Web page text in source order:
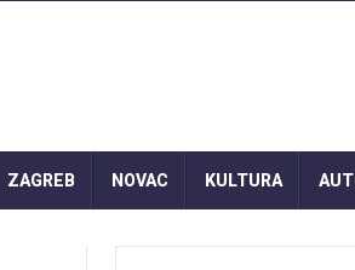
ZAGREB NOVAC KULTURA